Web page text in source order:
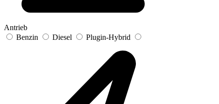
Antrieb
Benzin
Diesel Plugin-Hybrid